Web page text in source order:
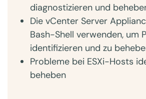
diagnostizieren und
Die vCenter Server
Bash-Shell verwenden, um
identifizieren und zu
Probleme bei ESXi-Hosts
beheben